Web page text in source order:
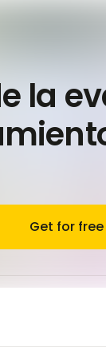
la
Get for free